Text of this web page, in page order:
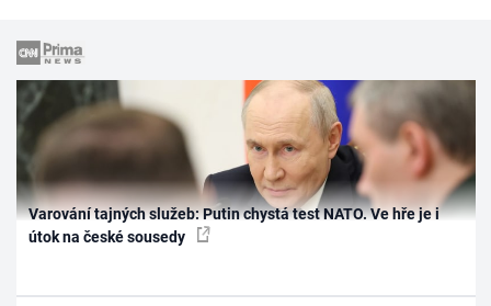
Varování tajných služeb: Putin chystá test NATO. Ve hře je i
útok na české sousedy